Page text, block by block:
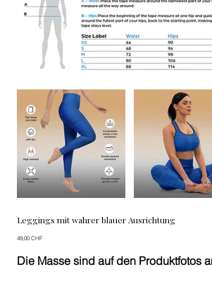
Leggings mit wahrer blauer Ausrichtung
Preis
49,00 CHF
Die Masse sind auf den Produktfotos